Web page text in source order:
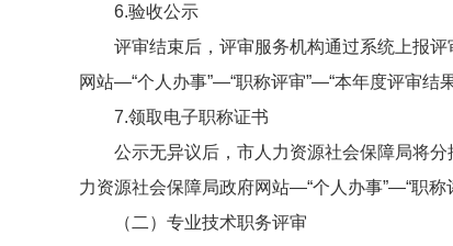
6.验收公示
评审结束后，评审服务机构通过系统上报
网站—“个人办事”—“职称评审”—“本年度评审结
7.领取电子职称证书
公示无异议后，市人力资源社会保障局将
力资源社会保障局政府网站—“个人办事”—“职称
（二）专业技术职务评审